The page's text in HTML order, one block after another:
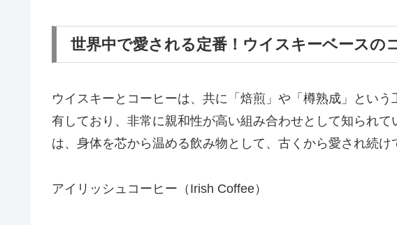
世界中で愛される定番！ウイスキーベースの
ウイスキーとコーヒーは、共に「焙煎」や「樽熟成」とい
有しており、非常に親和性が高い組み合わせとして知られ
は、身体を芯から温める飲み物として、古くから愛され続け
アイリッシュコーヒー（Irish Coffee）